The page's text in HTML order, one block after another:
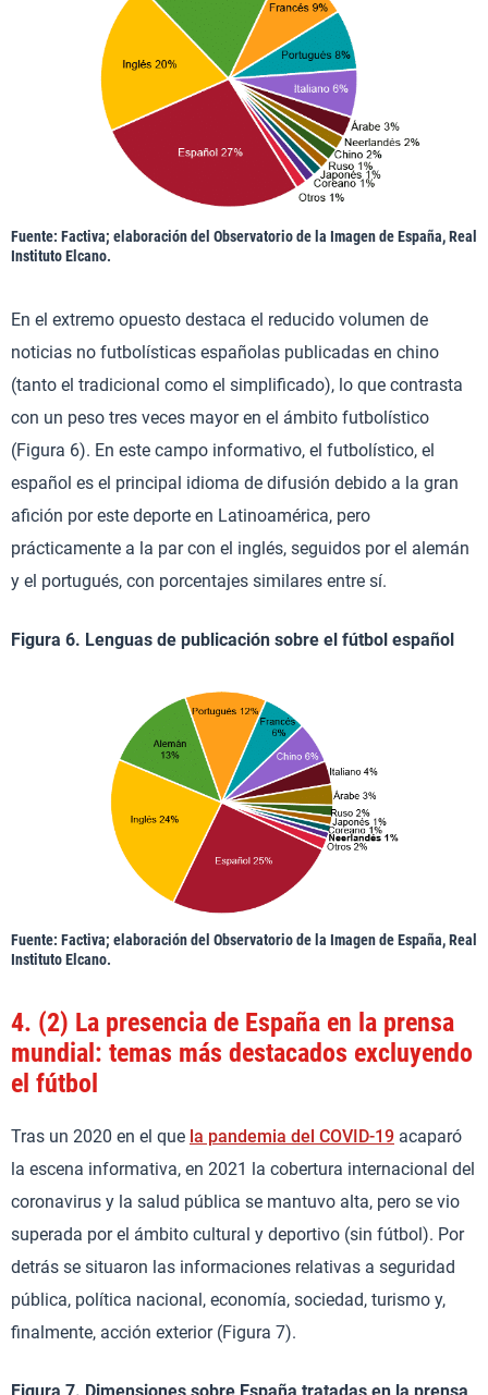
Fuente: Factiva; elaboración del Observatorio de la Imagen de España, Real
Instituto Elcano.
En el extremo opuesto destaca el reducido volumen de
noticias no futbolísticas españolas publicadas en chino
(tanto el tradicional como el simplificado), lo que contrasta
con un peso tres veces mayor en el ámbito futbolístico
(Figura 6). En este campo informativo, el futbolístico, el
español es el principal idioma de difusión debido a la gran
afición por este deporte en Latinoamérica, pero
prácticamente a la par con el inglés, seguidos por el alemán
y el portugués, con porcentajes similares entre sí.
Figura 6. Lenguas de publicación sobre el fútbol español
Fuente: Factiva; elaboración del Observatorio de la Imagen de España, Real
Instituto Elcano.
4. (2) La presencia de España en la prensa
mundial: temas más destacados excluyendo
el fútbol
Tras un 2020 en el que la pandemia del COVID-19 acaparó
la escena informativa, en 2021 la cobertura internacional del
coronavirus y la salud pública se mantuvo alta, pero se vio
superada por el ámbito cultural y deportivo (sin fútbol). Por
detrás se situaron las informaciones relativas a seguridad
pública, política nacional, economía, sociedad, turismo y,
finalmente, acción exterior (Figura 7).